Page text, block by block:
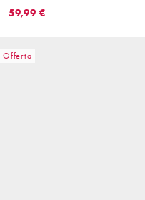
59,99 €
Offerta